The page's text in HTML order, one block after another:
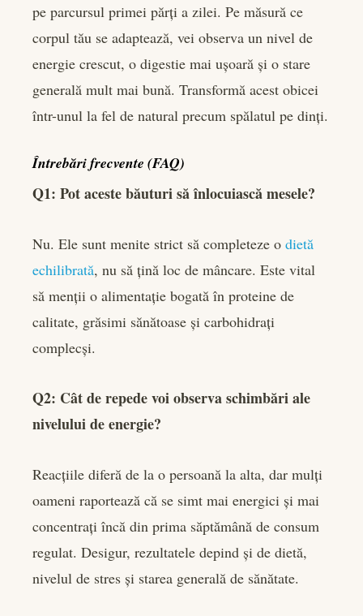
pe parcursul primei părți a zilei. Pe măsură ce
corpul tău se adaptează, vei observa un nivel de
energie crescut, o digestie mai ușoară și o stare
generală mult mai bună. Transformă acest obicei
într-unul la fel de natural precum spălatul pe dinți.
Întrebări frecvente (FAQ)
Q1: Pot aceste băuturi să înlocuiască mesele?
Nu. Ele sunt menite strict să completeze o dietă
echilibrată, nu să țină loc de mâncare. Este vital
să menții o alimentație bogată în proteine de
calitate, grăsimi sănătoase și carbohidrați
complecși.
Q2: Cât de repede voi observa schimbări ale
nivelului de energie?
Reacțiile diferă de la o persoană la alta, dar mulți
oameni raportează că se simt mai energici și mai
concentrați încă din prima săptămână de consum
regulat. Desigur, rezultatele depind și de dietă,
nivelul de stres și starea generală de sănătate.